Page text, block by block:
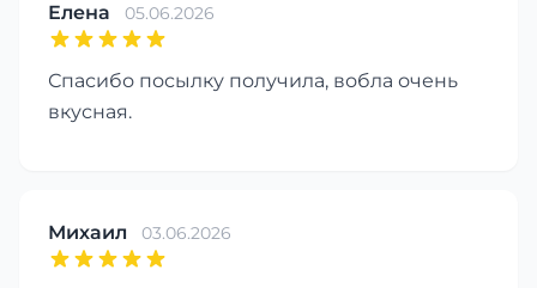
Елена 05.06.2026
Спасибо посылку получила, вобла очень
вкусная.
Михаил 03.06.2026